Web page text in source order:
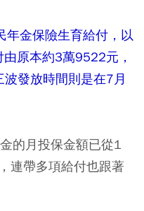
年金保險生育給付，以
原本約3萬9522元，
發放時間則是在7月
的月投保金額已從1
連帶多項給付也跟著